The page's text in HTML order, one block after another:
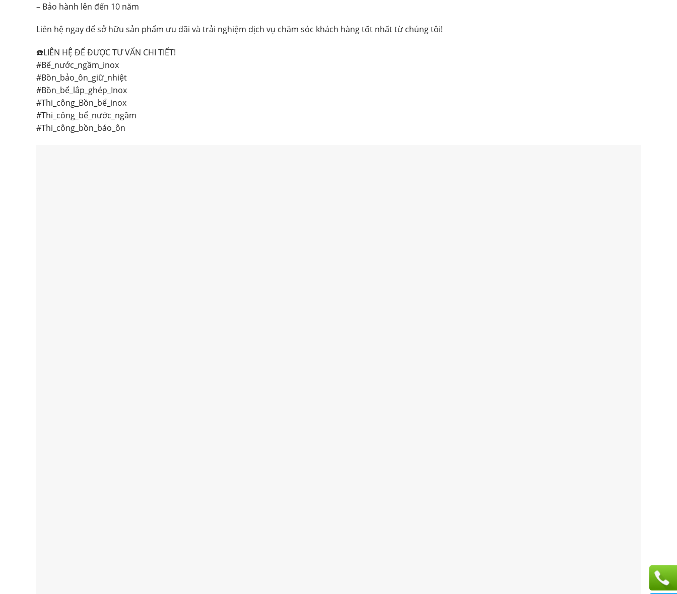
– Bảo hành lên đến 10 năm
Liên hệ ngay để sở hữu sản phẩm ưu đãi và trải nghiệm dịch vụ chăm sóc khách hàng tốt nhất từ chúng tôi!
☎️LIÊN HỆ ĐỂ ĐƯỢC TƯ VẤN CHI TIẾT!
#Bể_nước_ngầm_inox
#Bồn_bảo_ôn_giữ_nhiệt
#Bồn_bể_lắp_ghép_Inox
#Thi_công_Bồn_bể_inox
#Thi_công_bể_nước_ngầm
#Thi_công_bồn_bảo_ôn